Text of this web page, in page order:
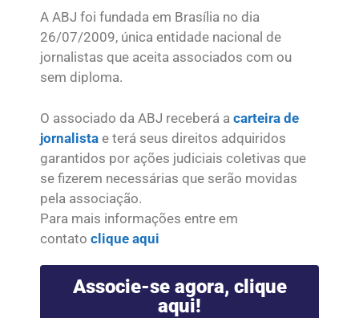
A ABJ foi fundada em Brasília no dia
26/07/2009, única entidade nacional de
jornalistas que aceita associados com ou
sem diploma.
O associado da ABJ receberá a carteira de
jornalista e terá seus direitos adquiridos
garantidos por ações judiciais coletivas que
se fizerem necessárias que serão movidas
pela associação.
Para mais informações entre em
contato clique aqui
Associe-se agora, clique
aqui!